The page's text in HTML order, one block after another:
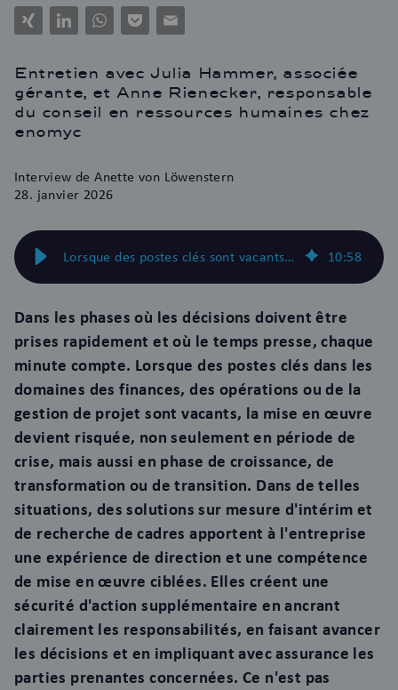
Xing LinkedInWhatsAppPocketE-
Mail
Entretien avec Julia Hammer, associée
gérante, et Anne Rienecker, responsable
du conseil en ressources humaines chez
enomyc
Interview de Anette von Löwenstern
28. janvier 2026
Lorsque des postes clés sont vacants : comment les managers de transition assurent la continuité opérationnelle 10:58
Dans les phases où les décisions doivent être
prises rapidement et où le temps presse, chaque
minute compte. Lorsque des postes clés dans les
domaines des finances, des opérations ou de la
gestion de projet sont vacants, la mise en œuvre
devient risquée, non seulement en période de
crise, mais aussi en phase de croissance, de
transformation ou de transition. Dans de telles
situations, des solutions sur mesure d'intérim et
de recherche de cadres apportent à l'entreprise
une expérience de direction et une compétence
de mise en œuvre ciblées. Elles créent une
sécurité d'action supplémentaire en ancrant
clairement les responsabilités, en faisant avancer
les décisions et en impliquant avec assurance les
parties prenantes concernées. Ce n'est pas